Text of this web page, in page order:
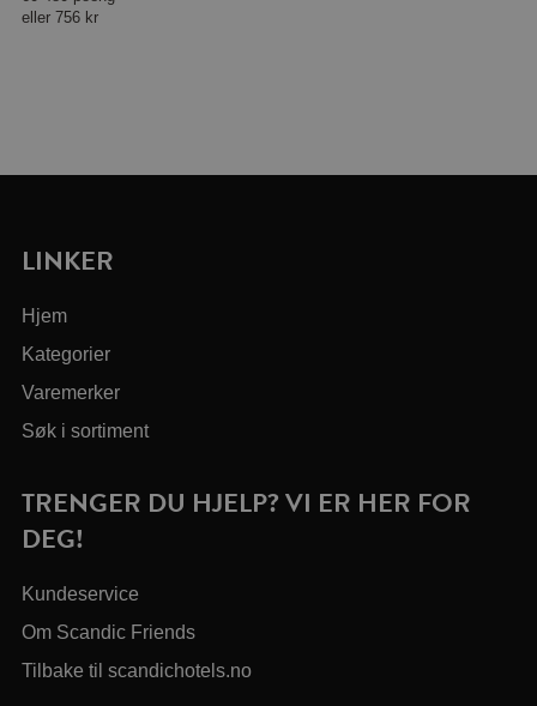
eller 756 kr
LINKER
Hjem
Kategorier
Varemerker
Søk i sortiment
TRENGER DU HJELP? VI ER HER FOR
DEG!
Kundeservice
Om Scandic Friends
Tilbake til scandichotels.no